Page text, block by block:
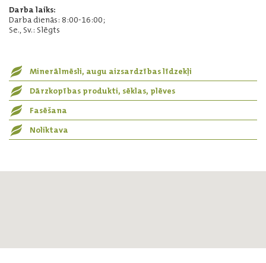
Darba laiks:
Darba dienās: 8:00-16:00;
Se., Sv.: Slēgts
Minerālmēsli, augu aizsardzības līdzekļi
Dārzkopības produkti, sēklas, plēves
Fasēšana
Noliktava